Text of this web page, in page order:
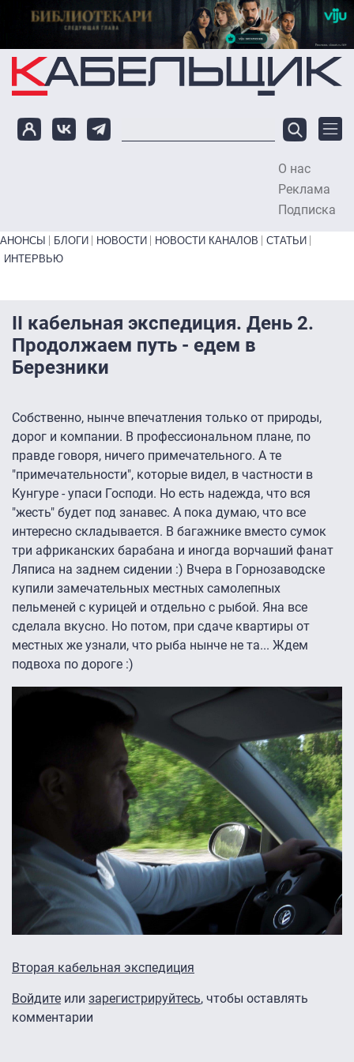
Перейти к основному содержанию
О нас
Реклама
Подписка
Primary links bottom
АНОНСЫ БЛОГИ НОВОСТИ НОВОСТИ КАНАЛОВ
СТАТЬИ
ИНТЕРВЬЮ
II кабельная экспедиция. День 2.
Продолжаем путь - едем в
Березники
Собственно, нынче впечатления только от природы,
дорог и компании. В профессиональном плане, по
правде говоря, ничего примечательного. А те
"примечательности", которые видел, в частности в
Кунгуре - упаси Господи. Но есть надежда, что вся
"жесть" будет под занавес. А пока думаю, что все
интересно складывается. В багажнике вместо сумок
три африканских барабана и иногда ворчаший фанат
Ляписа на заднем сидении :) Вчера в Горнозаводске
купили замечательных местных самолепных
пельменей с курицей и отдельно с рыбой. Яна все
сделала вкусно. Но потом, при сдаче квартиры от
местных же узнали, что рыба нынче не та... Ждем
подвоха по дороге :)
Вторая кабельная экспедиция
Войдите или зарегистрируйтесь, чтобы оставлять
комментарии